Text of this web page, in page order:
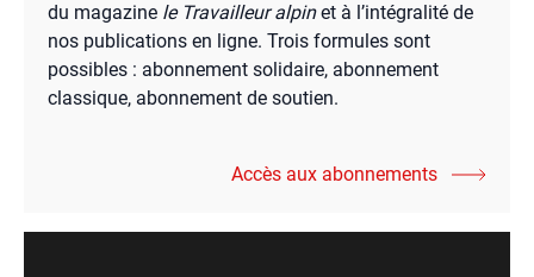
du magazine le Travailleur alpinet à l’intégralité de
nos publications en ligne. Trois formules sont
possibles : abonnement solidaire, abonnement
classique, abonnement de soutien.
Accès aux abonnements